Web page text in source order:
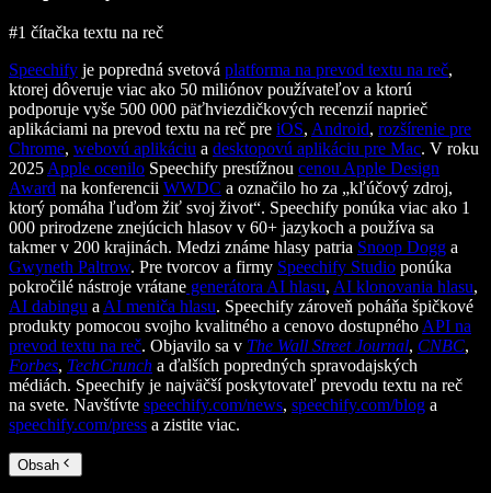
#1 čítačka textu na reč
Speechify je popredná svetová platforma na prevod textu na reč,
ktorej dôveruje viac ako 50 miliónov používateľov a ktorú
podporuje vyše 500 000 päťhviezdičkových recenzií naprieč
aplikáciami na prevod textu na reč pre iOS, Android, rozšírenie pre
Chrome, webovú aplikáciu a desktopovú aplikáciu pre Mac. V roku
2025 Apple ocenilo Speechify prestížnou cenou Apple Design
Award na konferencii WWDC a označilo ho za „kľúčový zdroj,
ktorý pomáha ľuďom žiť svoj život“. Speechify ponúka viac ako 1
000 prirodzene znejúcich hlasov v 60+ jazykoch a používa sa
takmer v 200 krajinách. Medzi známe hlasy patria Snoop Dogg a
Gwyneth Paltrow. Pre tvorcov a firmy Speechify Studio ponúka
pokročilé nástroje vrátane generátora AI hlasu, AI klonovania hlasu,
AI dabingu a AI meniča hlasu. Speechify zároveň poháňa špičkové
produkty pomocou svojho kvalitného a cenovo dostupného API na
prevod textu na reč. Objavilo sa v The Wall Street Journal, CNBC,
Forbes, TechCrunch a ďalších popredných spravodajských
médiách. Speechify je najväčší poskytovateľ prevodu textu na reč
na svete. Navštívte speechify.com/news, speechify.com/blog a
speechify.com/press a zistite viac.
Obsah